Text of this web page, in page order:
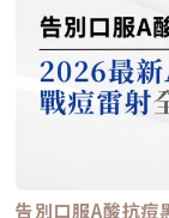
處方箋。「詳細內容
視個人體質、代謝與保養習慣而異） 約6～
個人體質而異） 值得一提的是，它不像音波拉提需要靠機器操作、產生熱
能導致術後紅腫，也
「智慧型保養」，漸
Profhilo不僅適合輕
人。尤其推薦給以下
紋、輕微鬆弛，以及
乾燥、毛孔粗大、膚
的人。 追求自然效果
的方式讓自己看起來
能量儀器等療程反應
忙碌但仍想維持好氣
1.1 精準醫療的「透
級版 DeepSEE® 即
清螢幕清晰地看見病
幅降低因能量落點錯
保每一發熱凝結點都
度：防止因貼合不全
「拉提」還是「緊緻
通常會先進行細緻的
果診斷錯誤，治療效
並給予不同的客製化
墜。這類問題的根源
告別口服A酸抗